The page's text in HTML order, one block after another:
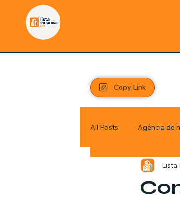
Copy Link
All Posts Agência de
Lista